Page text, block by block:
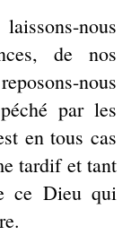
nous
de nos
nous
par les
en tous cas
tardif et tant
ce Dieu qui